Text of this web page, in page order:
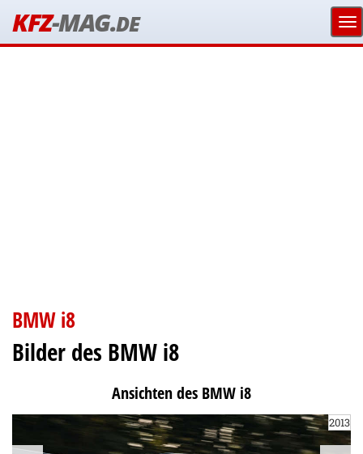
KFZ-MAG.DE
BMW i8
Bilder des BMW i8
Ansichten des BMW i8
2013